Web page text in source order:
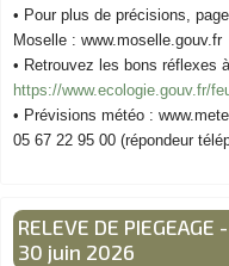
• Pour plus de précisions,
Moselle : www.moselle.gouv.fr
• Retrouvez les bons réflexes
https://www.ecologie.gouv.fr/
• Prévisions météo :
05 67 22 95 00 (répondeur
RELEVE DE
30 juin 2026